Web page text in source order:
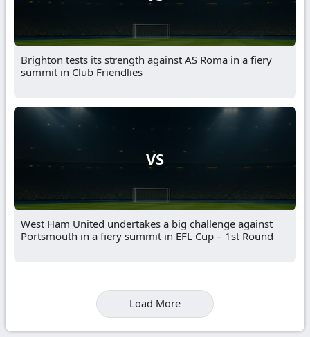
Brighton tests its strength against AS Roma in a fiery
summit in Club Friendlies
VS
West Ham United undertakes a big challenge against
Portsmouth in a fiery summit in EFL Cup – 1st Round
Load More